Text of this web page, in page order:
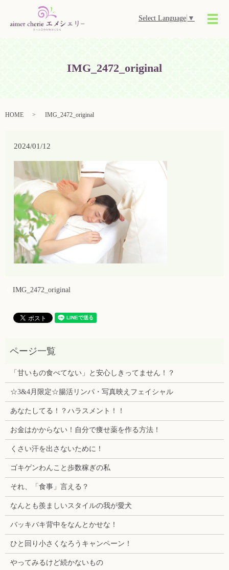
Select Language ▼
メ
IMG_2472_original
HOME IMG_2472_original
2024/01/12
IMG_2472_original
「甘いもの食べてない」と安心しきってません！？
☆3&4月限定☆腸活リンパ・写真映えフェイシャル
あなたしてる！？ハラスメント！！
お金はかからない！自分で痩せ薬を作る方法！
くさい汗を出さないために！
ゴキゲンわんこと歩数稼ぎの私
それ、「食事」言える？
なんとも羨ましいスタイルの我が愛犬
バッキバキ背中をなんとかせな！
ひと回り小さくなろうキャンペーン！
やってみるけど続かないもの